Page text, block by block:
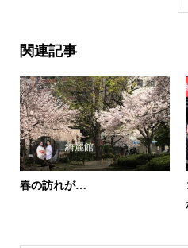
関連記事
綺麗館
春の訪れが…